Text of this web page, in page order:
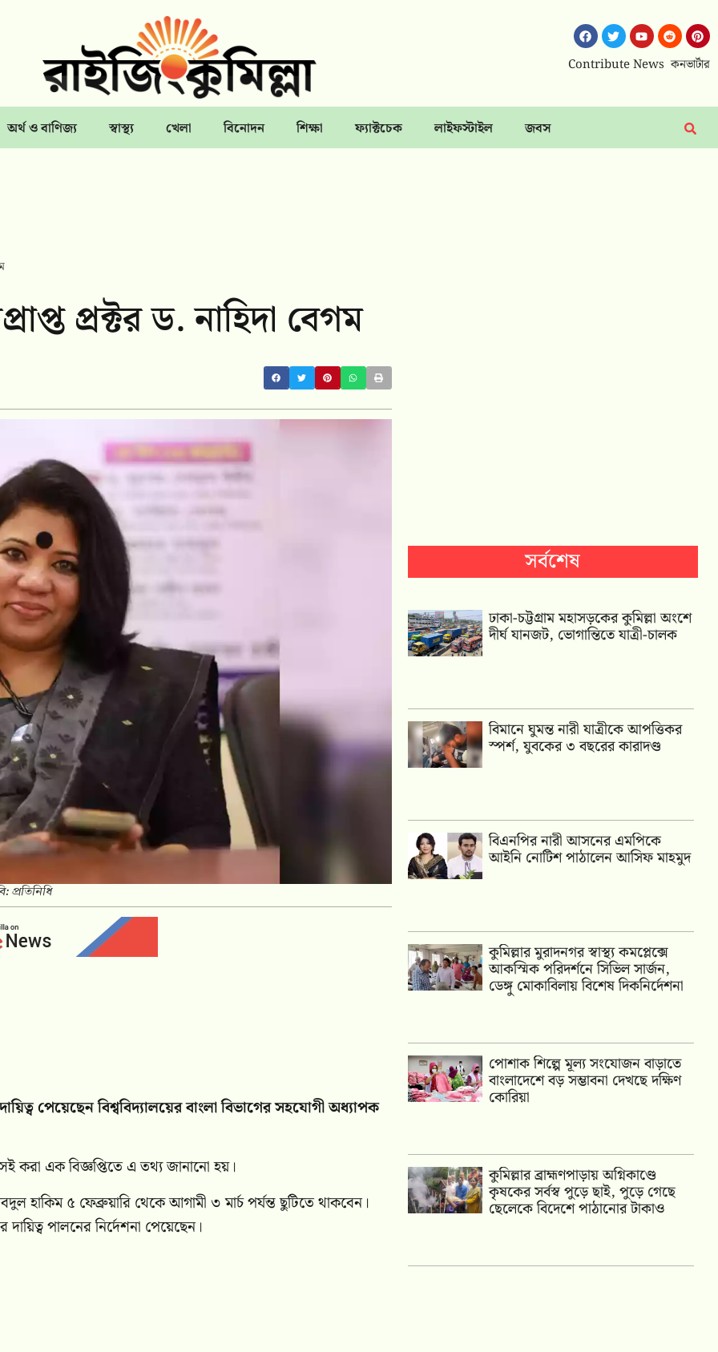
Contribute News কনভার্টার
অর্থ ও বাণিজ্য স্বাস্থ্য খেলা বিনোদন শিক্ষা ফ্যাক্টচেক লাইফস্টাইল জবস
প্রক্টর ড. নাহিদা বেগম
প্রতিনিধি
দায়িত্ব পেয়েছেন বিশ্ববিদ্যালয়ের বাংলা বিভাগের সহযোগী অধ্যাপক
করা এক বিজ্ঞপ্তিতে এ তথ্য জানানো হয়।
৫ ফেব্রুয়ারি থেকে আগামী ৩ মার্চ পর্যন্ত ছুটিতে থাকবেন।
দায়িত্ব পালনের নির্দেশনা পেয়েছেন।
সর্বশেষ
ঢাকা-চট্টগ্রাম মহাসড়কের কুমিল্লা অংশে
দীর্ঘ যানজট, ভোগান্তিতে যাত্রী-চালক
বিমানে ঘুমন্ত নারী যাত্রীকে আপত্তিকর
স্পর্শ, যুবকের ৩ বছরের কারাদণ্ড
বিএনপির নারী আসনের এমপিকে
আইনি নোটিশ পাঠালেন আসিফ মাহমুদ
কুমিল্লার মুরাদনগর স্বাস্থ্য কমপ্লেক্সে
আকস্মিক পরিদর্শনে সিভিল সার্জন,
ডেঙ্গু মোকাবিলায় বিশেষ দিকনির্দেশনা
পোশাক শিল্পে মূল্য সংযোজন বাড়াতে
বাংলাদেশে বড় সম্ভাবনা দেখছে দক্ষিণ
কোরিয়া
কুমিল্লার ব্রাহ্মণপাড়ায় অগ্নিকাণ্ডে
কৃষকের সর্বস্ব পুড়ে ছাই, পুড়ে গেছে
ছেলেকে বিদেশে পাঠানোর টাকাও